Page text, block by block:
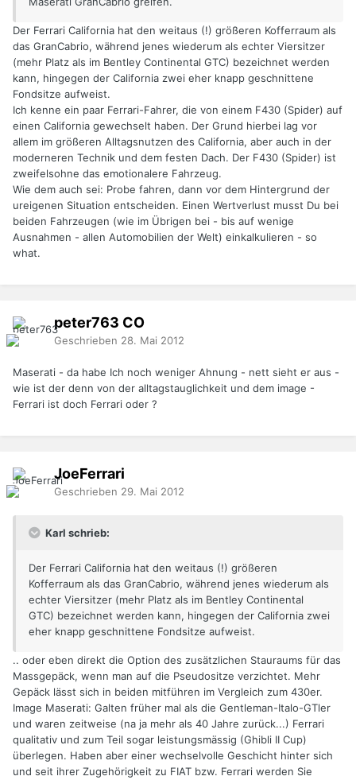
Der Ferrari California hat den weitaus (!) größeren Kofferraum als
das GranCabrio, während jenes wiederum als echter Viersitzer
(mehr Platz als im Bentley Continental GTC) bezeichnet werden
kann, hingegen der California zwei eher knapp geschnittene
Fondsitze aufweist.
Ich kenne ein paar Ferrari-Fahrer, die von einem F430 (Spider) auf
einen California gewechselt haben. Der Grund hierbei lag vor
allem im größeren Alltagsnutzen des California, aber auch in der
moderneren Technik und dem festen Dach. Der F430 (Spider) ist
zweifelsohne das emotionalere Fahrzeug.
Wie dem auch sei: Probe fahren, dann vor dem Hintergrund der
ureigenen Situation entscheiden. Einen Wertverlust musst Du bei
beiden Fahrzeugen (wie im Übrigen bei - bis auf wenige
Ausnahmen - allen Automobilien der Welt) einkalkulieren - so
what.
peter763 CO
Geschrieben 28. Mai 2012
Maserati - da habe Ich noch weniger Ahnung - nett sieht er aus -
wie ist der denn von der alltagstauglichkeit und dem image -
Ferrari ist doch Ferrari oder ?
JoeFerrari
Geschrieben 29. Mai 2012
Karl schrieb:
Der Ferrari California hat den weitaus (!) größeren
Kofferraum als das GranCabrio, während jenes wiederum als
echter Viersitzer (mehr Platz als im Bentley Continental
GTC) bezeichnet werden kann, hingegen der California zwei
eher knapp geschnittene Fondsitze aufweist.
.. oder eben direkt die Option des zusätzlichen Stauraums für das
Massgepäck, wenn man auf die Pseudositze verzichtet. Mehr
Gepäck lässt sich in beiden mitführen im Vergleich zum 430er.
Image Maserati: Galten früher mal als die Gentleman-Italo-GTler
und waren zeitweise (na ja mehr als 40 Jahre zurück...) Ferrari
qualitativ und zum Teil sogar leistungsmässig (Ghibli II Cup)
überlegen. Haben aber einer wechselvolle Geschicht hinter sich
und seit ihrer Zugehörigkeit zu FIAT bzw. Ferrari werden Sie